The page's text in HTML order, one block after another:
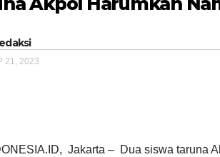
21, 2023
Jakarta – Dua siswa taruna